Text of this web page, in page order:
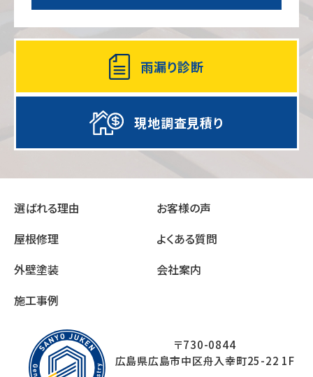
雨漏り診断
現地調査見積り
〒730-0844
広島県広島市中区舟入幸町25-22 1F
選ばれる理由
屋根修理
外壁塗装
施工事例
お客様の声
よくある質問
会社案内